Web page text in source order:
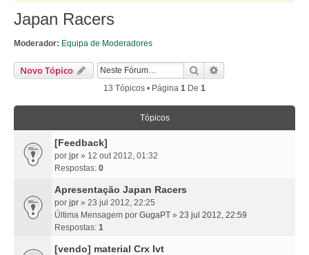
Japan Racers
Moderador: Equipa de Moderadores
Novo Tópico Pesquisar
13 Tópicos • Página 1 De 1
Tópicos
[Feedback]
por jpr » 12 out 2012, 01:32
Respostas: 0
Apresentação Japan Racers
por jpr » 23 jul 2012, 22:25
Última Mensagem por GugaPT » 23 jul 2012, 22:59
Respostas: 1
[vendo] material Crx Ivt